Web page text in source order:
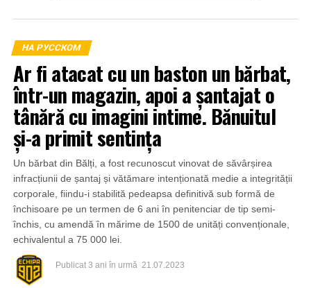
НА РУССКОМ
Ar fi atacat cu un baston un bărbat,
într-un magazin, apoi a șantajat o
tânără cu imagini intime. Bănuitul
și-a primit sentința
Un bărbat din Bălți, a fost recunoscut vinovat de săvârșirea
infracțiunii de șantaj și vătămare intenționată medie a integrității
corporale, fiindu-i stabilită pedeapsa definitivă sub formă de
închisoare pe un termen de 6 ani în penitenciar de tip semi-
închis, cu amendă în mărime de 1500 de unități convenționale,
echivalentul a 75 000 lei.
Publicat 3 ani în urmă 21.07.2023